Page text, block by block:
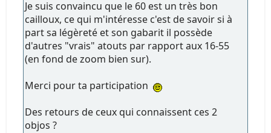
Je suis convaincu que le 60 est un très bon
cailloux, ce qui m'intéresse c'est de savoir si à
part sa légèreté et son gabarit il possède
d'autres "vrais" atouts par rapport aux 16-55
(en fond de zoom bien sur).
Merci pour ta participation
Des retours de ceux qui connaissent ces 2
objos ?